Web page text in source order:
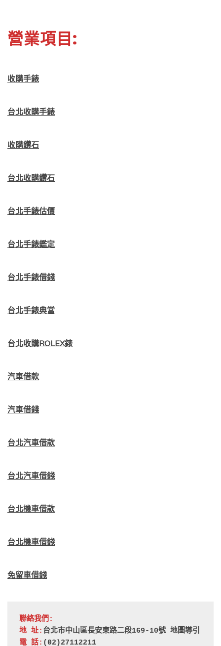
營業項目:
收購手錶
台北收購手錶
收購鑽石
台北收購鑽石
台北手錶估價
台北手錶鑑定
台北手錶借錢
台北手錶典當
台北收購ROLEX錶
汽車借款
汽車借錢
台北汽車借款
台北汽車借錢
台北機車借款
台北機車借錢
免留車借錢
聯絡我們:
地 址: 台北市中山區長安東路二段169-10號 地圖導引
電 話: (02)27112211